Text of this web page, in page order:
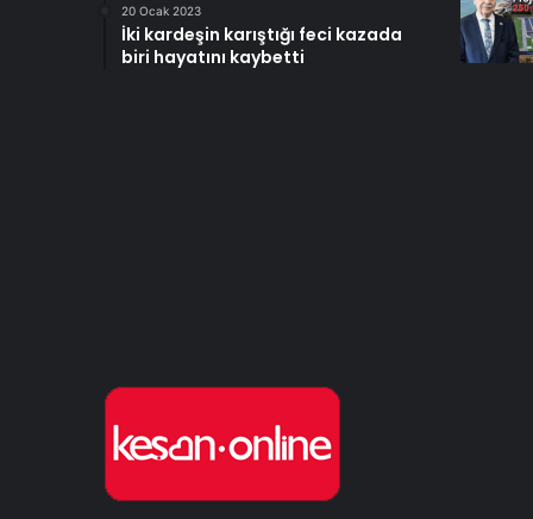
20 Ocak 2023
İki kardeşin karıştığı feci kazada
biri hayatını kaybetti